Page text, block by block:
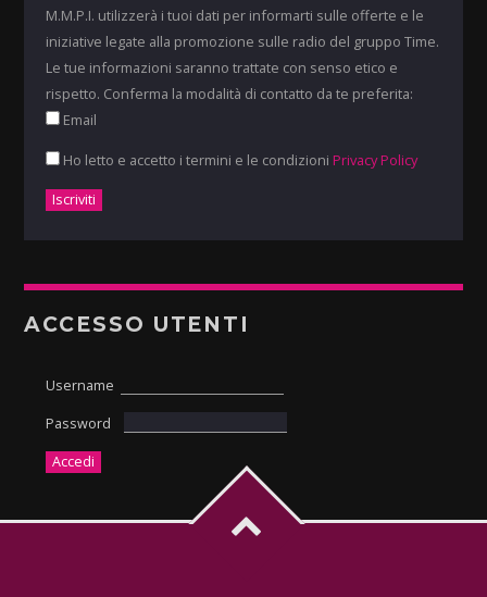
M.M.P.I. utilizzerà i tuoi dati per informarti sulle offerte e le
iniziative legate alla promozione sulle radio del gruppo Time.
Le tue informazioni saranno trattate con senso etico e
rispetto. Conferma la modalità di contatto da te preferita:
Email
Ho letto e accetto i termini e le condizioni Privacy Policy
ACCESSO UTENTI
Username
Password